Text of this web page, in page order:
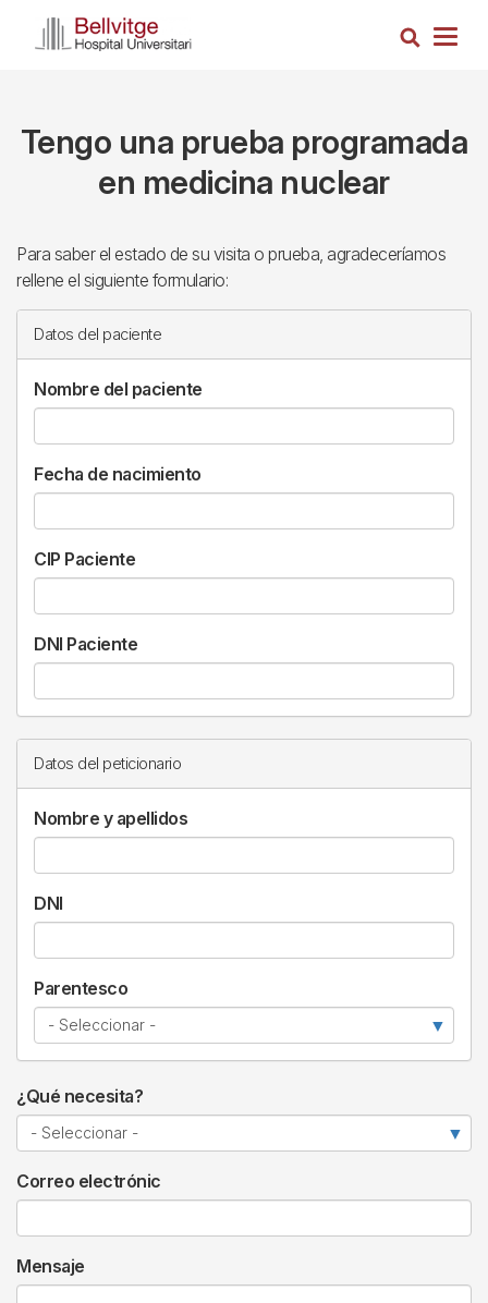
Busca
Tengo una prueba programada
en medicina nuclear
Para saber el estado de su visita o prueba, agradeceríamos
rellene el siguiente formulario:
Datos del paciente
Nombre del paciente
Fecha de nacimiento
CIP Paciente
DNI Paciente
Datos del peticionario
Nombre y apellidos
DNI
Parentesco
¿Qué necesita?
Correo electrónic
Mensaje